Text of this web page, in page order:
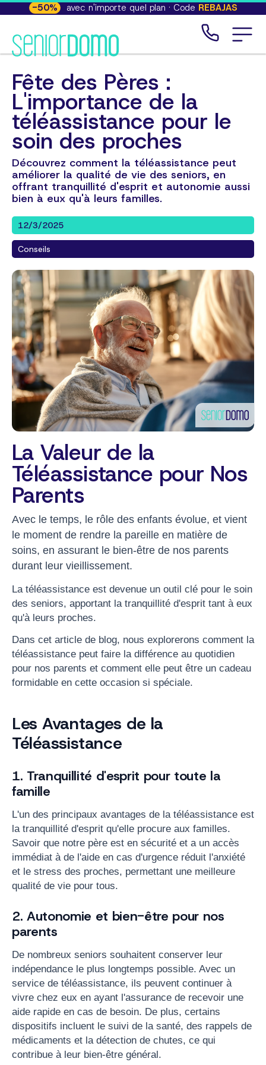
-50% avec n'importe quel plan · Code REBAJAS
Fête des Pères :
L'importance de la
téléassistance pour le
soin des proches
Découvrez comment la téléassistance peut
améliorer la qualité de vie des seniors, en
offrant tranquillité d'esprit et autonomie aussi
bien à eux qu'à leurs familles.
12/3/2025
Conseils
La Valeur de la
Téléassistance pour Nos
Parents
Avec le temps, le rôle des enfants évolue, et vient
le moment de rendre la pareille en matière de
soins, en assurant le bien-être de nos parents
durant leur vieillissement.
La téléassistance est devenue un outil clé pour le soin
des seniors, apportant la tranquillité d'esprit tant à eux
qu'à leurs proches.
Dans cet article de blog, nous explorerons comment la
téléassistance peut faire la différence au quotidien
pour nos parents et comment elle peut être un cadeau
formidable en cette occasion si spéciale.
Les Avantages de la
Téléassistance
1. Tranquillité d'esprit pour toute la
famille
L'un des principaux avantages de la téléassistance est
la tranquillité d'esprit qu'elle procure aux familles.
Savoir que notre père est en sécurité et a un accès
immédiat à de l'aide en cas d'urgence réduit l'anxiété
et le stress des proches, permettant une meilleure
qualité de vie pour tous.
2. Autonomie et bien-être pour nos
parents
De nombreux seniors souhaitent conserver leur
indépendance le plus longtemps possible. Avec un
service de téléassistance, ils peuvent continuer à
vivre chez eux en ayant l'assurance de recevoir une
aide rapide en cas de besoin. De plus, certains
dispositifs incluent le suivi de la santé, des rappels de
médicaments et la détection de chutes, ce qui
contribue à leur bien-être général.